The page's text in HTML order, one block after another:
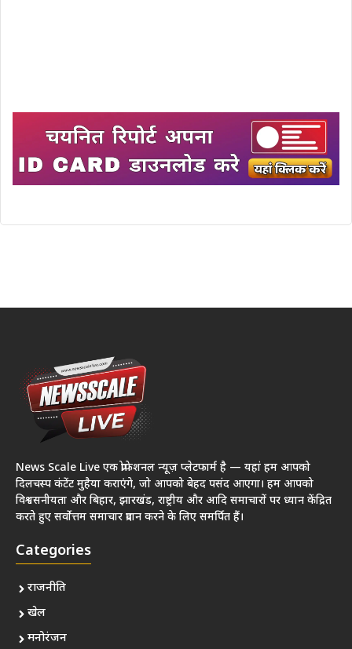
News Scale Live एक प्रोफेशनल न्यूज़ प्लेटफार्म है — यहां हम आपको
दिलचस्प कंटेंट मुहैया कराएंगे, जो आपको बेहद पसंद आएगा। हम आपको
विश्वसनीयता और बिहार, झारखंड, राष्ट्रीय और आदि समाचारों पर ध्यान केंद्रित
करते हुए सर्वोत्तम समाचार प्रदान करने के लिए समर्पित हैं।
Categories
राजनीति
खेल
मनोरंजन